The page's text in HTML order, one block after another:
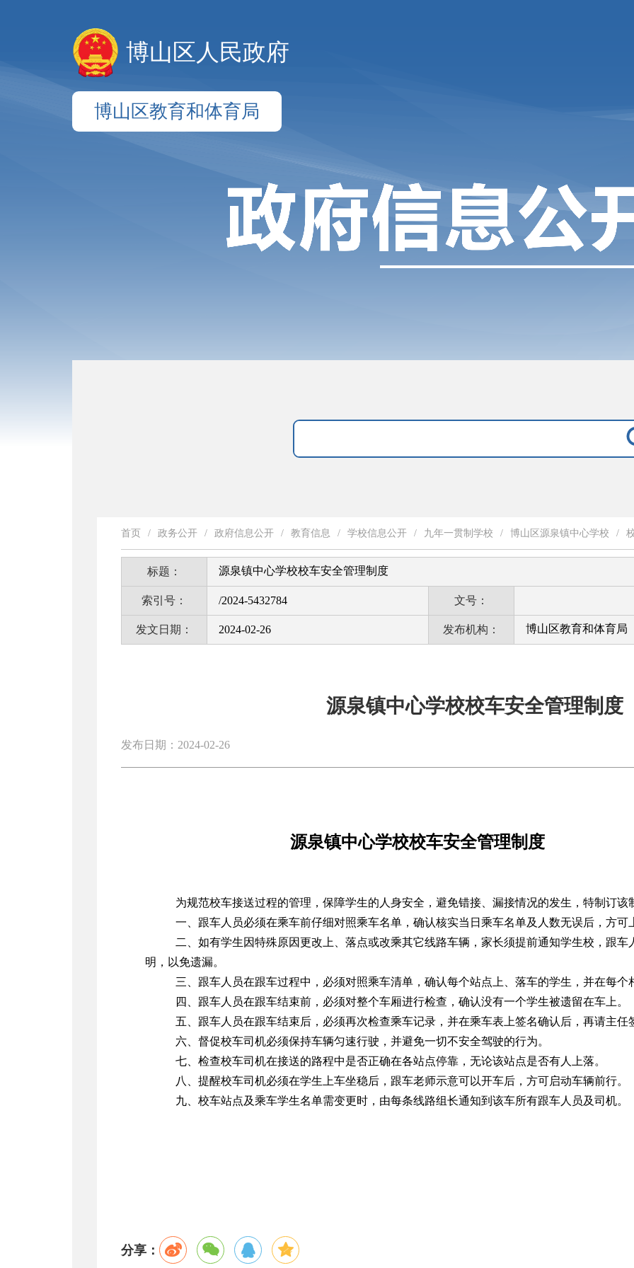
博山区人民政府
博山区教育和体育局
首页 / 政务公开 / 政府信息公开 / 教育信息 / 学校信息公开 / 九年一贯制学校 / 博山区源泉镇中心学校 /
标题： 源泉镇中心学校校车安全管理制度
索引号： /2024-5432784 文号：
发文日期： 2024-02-26 发布机构： 博山区教育和体育局
源泉镇中心学校校车安全管理制度
发布日期：2024-02-26
源泉镇中心学校校车安全管理制度
为规范校车接送过程的管理，保障学生的人身安全，避免错接、漏接情况的发生，特制订该
一、跟车人员必须在乘车前仔细对照乘车名单，确认核实当日乘车名单及人数无误后，方可
二、如有学生因特殊原因更改上、落点或改乘其它线路车辆，家长须提前通知学生校，跟
明，以免遗漏。
三、跟车人员在跟车过程中，必须对照乘车清单，确认每个站点上、落车的学生，并在每个
四、跟车人员在跟车结束前，必须对整个车厢进行检查，确认没有一个学生被遗留在车上。
五、跟车人员在跟车结束后，必须再次检查乘车记录，并在乘车表上签名确认后，再请主任
六、督促校车司机必须保持车辆匀速行驶，并避免一切不安全驾驶的行为。
七、检查校车司机在接送的路程中是否正确在各站点停靠，无论该站点是否有人上落。
八、提醒校车司机必须在学生上车坐稳后，跟车老师示意可以开车后，方可启动车辆前行。
九、校车站点及乘车学生名单需变更时，由每条线路组长通知到该车所有跟车人员及司机。
分享：